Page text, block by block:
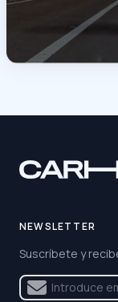
NEWSLETTER
Suscríbete y